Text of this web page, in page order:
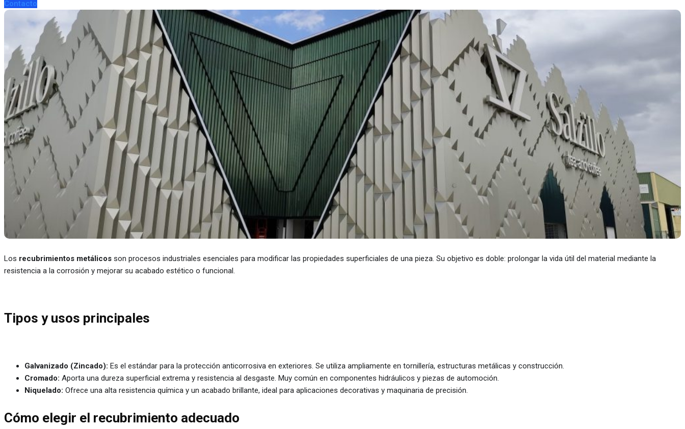
Contacto
Los recubrimientos metálicos son procesos industriales esenciales para modificar las propiedades superficiales de una pieza. Su objetivo es doble: prolongar la vida útil del material mediante la
resistencia a la corrosión y mejorar su acabado estético o funcional.
Tipos y usos principales
Galvanizado (Zincado): Es el estándar para la protección anticorrosiva en exteriores. Se utiliza ampliamente en tornillería, estructuras metálicas y construcción.
Cromado: Aporta una dureza superficial extrema y resistencia al desgaste. Muy común en componentes hidráulicos y piezas de automoción.
Niquelado: Ofrece una alta resistencia química y un acabado brillante, ideal para aplicaciones decorativas y maquinaria de precisión.
Cómo elegir el recubrimiento adecuado